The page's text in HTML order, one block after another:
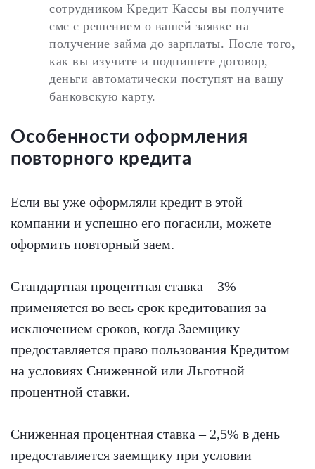
сотрудником Кредит Кассы вы получите
смс с решением о вашей заявке на
получение займа до зарплаты. После того,
как вы изучите и подпишете договор,
деньги автоматически поступят на вашу
банковскую карту.
Особенности оформления
повторного кредита
Если вы уже оформляли кредит в этой
компании и успешно его погасили, можете
оформить повторный заем.
Стандартная процентная ставка – 3%
применяется во весь срок кредитования за
исключением сроков, когда Заемщику
предоставляется право пользования Кредитом
на условиях Сниженной или Льготной
процентной ставки.
Сниженная процентная ставка – 2,5% в день
предоставляется заемщику при условии